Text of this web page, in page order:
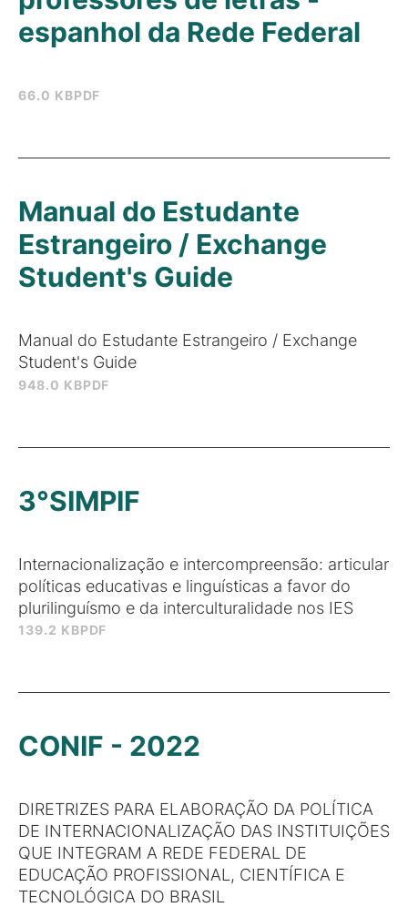
66.0 KBPDF
espanhol da Rede Federal
948.0 KBPDF
Manual do Estudante
Estrangeiro / Exchange
Student's Guide
Manual do Estudante Estrangeiro / Exchange
Student's Guide
139.2 KBPDF
3°SIMPIF
Internacionalização e intercompreensão: articular
políticas educativas e linguísticas a favor do
plurilinguísmo e da interculturalidade nos IES
CONIF - 2022
DIRETRIZES PARA ELABORAÇÃO DA POLÍTICA
DE INTERNACIONALIZAÇÃO DAS INSTITUIÇÕES
QUE INTEGRAM A REDE FEDERAL DE
EDUCAÇÃO PROFISSIONAL, CIENTÍFICA E
TECNOLÓGICA DO BRASIL